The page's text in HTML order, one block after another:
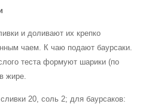
и доливают их крепко
чаем. К чаю подают баурсаки.
теста формуют шарики (по
жире.
20, соль 2; для баурсаков: